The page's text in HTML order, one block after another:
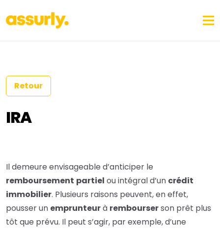
Retour
IRA
Il demeure envisageable d’anticiper le
remboursement partiel ou intégral d’un crédit
immobilier. Plusieurs raisons peuvent, en effet,
pousser un emprunteurà rembourserson prêt plus
tôt que prévu. Il peut s’agir, par exemple, d’une